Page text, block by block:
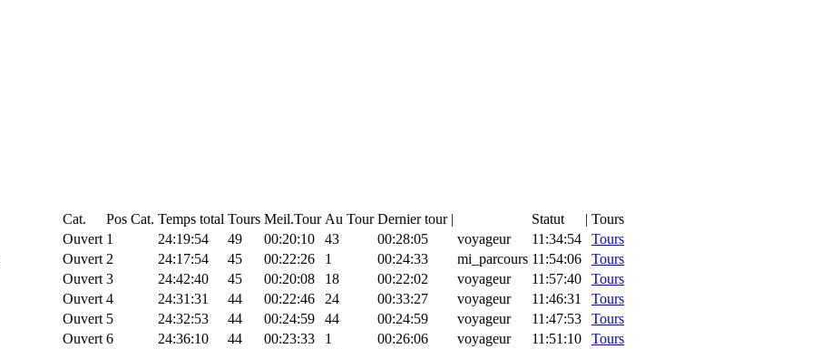
Cat. Pos Cat. Temps total Tours Meil.Tour Au Tour Dernier tour | Statut | Tours
Ouvert 1 24:19:54 49 00:20:10 43 00:28:05 voyageur 11:34:54
Tours
Ouvert 2 24:17:54 45 00:22:26 1 00:24:33 mi_parcours 11:54:06
Tours
Ouvert 3 24:42:40 45 00:20:08 18 00:22:02 voyageur 11:57:40
Tours
Ouvert 4 24:31:31 44 00:22:46 24 00:33:27 voyageur 11:46:31
Tours
Ouvert 5 24:32:53 44 00:24:59 44 00:24:59 voyageur 11:47:53
Tours
Ouvert 6 24:36:10 44 00:23:33 1 00:26:06 voyageur 11:51:10
Tours